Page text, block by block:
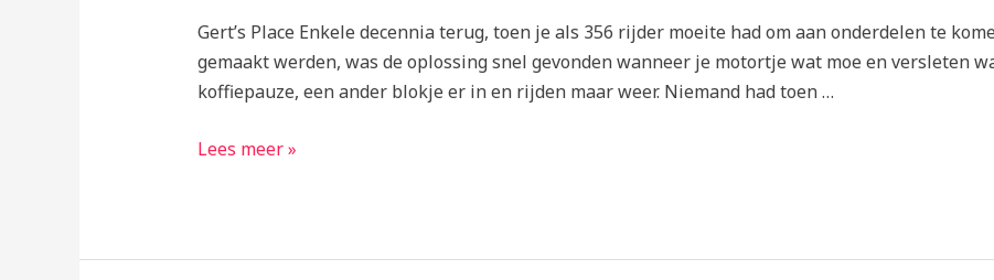
Gert’s Place Enkele decennia terug, toen je als 356 rijder moeite had om aan onderdelen te
gemaakt werden, was de oplossing snel gevonden wanneer je motortje wat moe en versleten
koffiepauze, een ander blokje er in en rijden maar weer. Niemand had toen …
Motor
Lees meer »